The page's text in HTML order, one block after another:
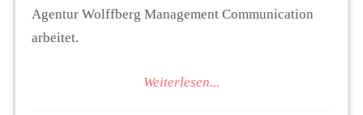
Unterstützen
Agentur Wolffberg Management Communication
arbeitet.
Weiterlesen...